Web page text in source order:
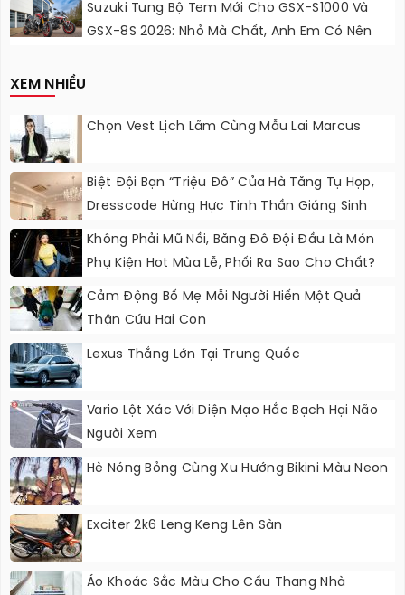
Suzuki Tung Bộ Tem Mới Cho GSX-S1000 Và
GSX-8S 2026: Nhỏ Mà Chất, Anh Em Có Nên
XEM NHIỀU
Chọn Vest Lịch Lãm Cùng Mẫu Lai Marcus
Biệt Đội Bạn “triệu Đô” Của Hà Tăng Tụ Họp,
Dresscode Hừng Hực Tinh Thần Giáng Sinh
Không Phải Mũ Nồi, Băng Đô Đội Đầu Là Món
Phụ Kiện Hot Mùa Lễ, Phối Ra Sao Cho Chất?
Cảm Động Bố Mẹ Mỗi Người Hiến Một Quả
Thận Cứu Hai Con
Lexus Thắng Lớn Tại Trung Quốc
Vario Lột Xác Với Diện Mạo Hắc Bạch Hại Não
Người Xem
Hè Nóng Bỏng Cùng Xu Hướng Bikini Màu Neon
Exciter 2k6 Leng Keng Lên Sàn
Áo Khoác Sắc Màu Cho Cầu Thang Nhà